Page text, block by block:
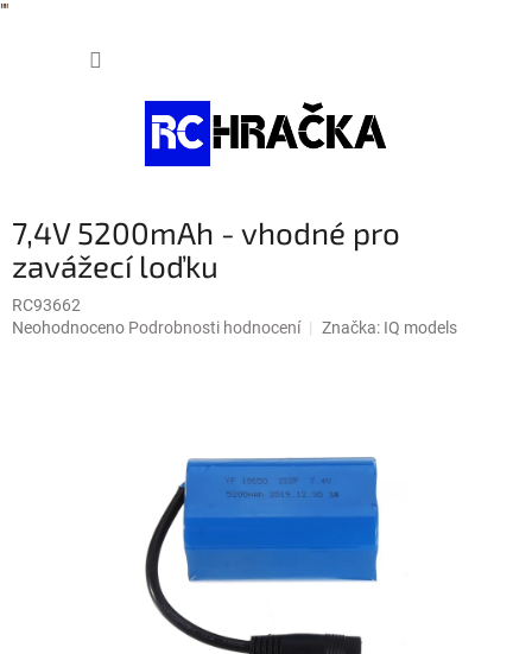
""
7,4V 5200mAh - vhodné pro
zavážecí loďku
RC93662
Průměrné
Neohodnoceno Podrobnosti hodnocení Značka: IQ models